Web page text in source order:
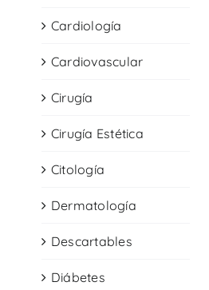
Cardiología
Cardiovascular
Cirugía
Cirugía Estética
Citología
Dermatología
Descartables
Diábetes